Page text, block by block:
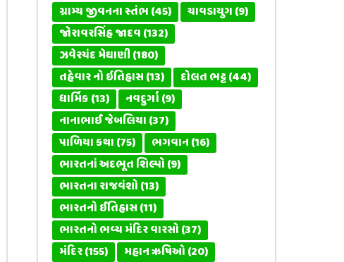
ગ્રામ્ય જીવનના સ્તંભ(45) ચાવડાયુગ(9)
જોરાવરસિંહ જાદવ(132)
ઝવેરચંદ મેઘાણી(180)
તહેવાર નો ઇતિહાસ(13) દોલત ભટ્ટ(44)
ધાર્મિક(13) નવદુર્ગા(9)
નાનાભાઈ જેબલિયા(37)
પાળિયા કથા(75) ભગવાન(16)
ભારતનાં અદભૂત શિલ્પો(9)
ભારતના રાજવંશો(13)
ભારતનો ઈતિહાસ(11)
ભારતનો ભવ્ય મંદિર વારસો(37)
મંદિર(155) મહાન ઋષિઓ(20)